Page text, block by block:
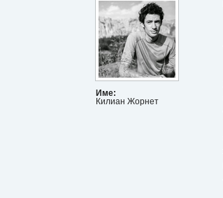
Име:
Килиан Жорнет